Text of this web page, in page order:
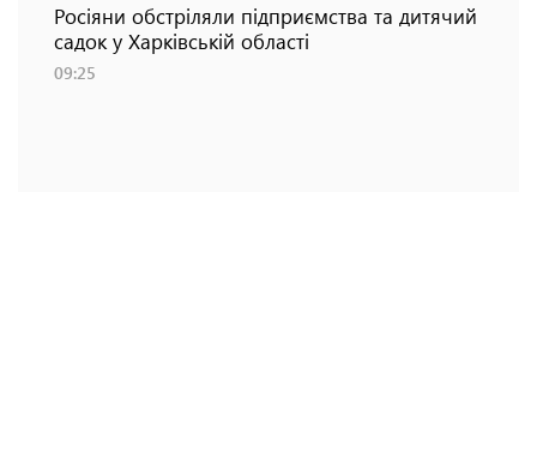
Росіяни обстріляли підприємства та дитячий
садок у Харківській області
09:25